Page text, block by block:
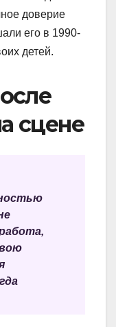
доверие
его в 1990-
детей.
сцене